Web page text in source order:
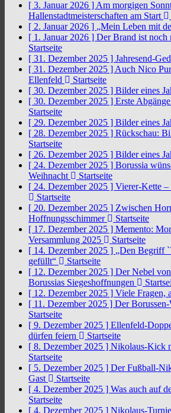
[ 3. Januar 2026 ] Am morgigen
Hallenstadtmeisterschaften am Start
[ 2. Januar 2026 ] „Mein Leben mit
[ 1. Januar 2026 ] Der Brand ist noch
Startseite
[ 31. Dezember 2025 ] Jahresend-
[ 31. Dezember 2025 ] Auch Nico
Ellenfeld
Startseite
[ 30. Dezember 2025 ] Bilder eines
[ 30. Dezember 2025 ] Erste
Startseite
[ 29. Dezember 2025 ] Bilder eines
[ 28. Dezember 2025 ] Rückschau:
Startseite
[ 26. Dezember 2025 ] Bilder eines
[ 24. Dezember 2025 ] Borussia
Weihnacht
Startseite
[ 24. Dezember 2025 ] Vierer-Kette –
Startseite
[ 20. Dezember 2025 ] Zwischen
Hoffnungsschimmer
Startseite
[ 17. Dezember 2025 ] Memento:
Versammlung 2025
Startseite
[ 14. Dezember 2025 ] „Den Begriff
gefüllt“
Startseite
[ 12. Dezember 2025 ] Der Nebel
Borussias Siegeshoffnungen
[ 12. Dezember 2025 ] Viele Fragen,
[ 11. Dezember 2025 ] Der
Startseite
[ 9. Dezember 2025 ] Ellenfeld-
dürfen feiern
Startseite
[ 8. Dezember 2025 ] Nikolaus-Kick
Startseite
[ 5. Dezember 2025 ] Der Fußball-
Gast
Startseite
[ 4. Dezember 2025 ] Was auch auf
Startseite
[ 4. Dezember 2025 ] Nikolaus-